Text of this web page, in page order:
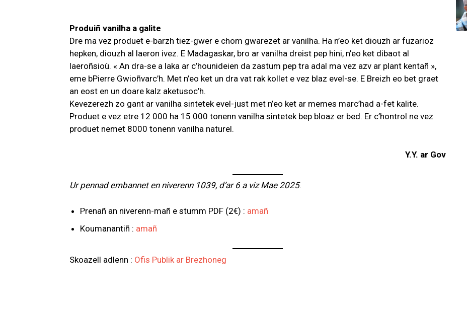
Produiñ vanilha a galite
Dre ma vez produet e-barzh tiez-gwer e chom gwarezet ar vanilha. Ha n’eo ket diouzh ar fuzarioz
hepken, diouzh al laeron ivez. E Madagaskar, bro ar vanilha dreist pep hini, n’eo ket dibaot al
laeroñsioù. « An dra-se a laka ar c’hounideien da zastum pep tra adal ma vez azv ar plant kentañ »,
eme bPierre Gwioñvarc’h. Met n’eo ket un dra vat rak kollet e vez blaz evel-se. E Breizh eo bet graet
an eost en un doare kalz aketusoc’h.
Kevezerezh zo gant ar vanilha sintetek evel-just met n’eo ket ar memes marc’had a-fet kalite.
Produet e vez etre 12 000 ha 15 000 tonenn vanilha sintetek bep bloaz er bed. Er c’hontrol ne vez
produet nemet 8000 tonenn vanilha naturel.
Y.Y. ar Gov
Ur pennad embannet en niverenn 1039, d’ar 6 a viz Mae 2025.
Prenañ an niverenn-mañ e stumm PDF (2€) : amañ
Koumanantiñ : amañ
Skoazell adlenn : Ofis Publik ar Brezhoneg